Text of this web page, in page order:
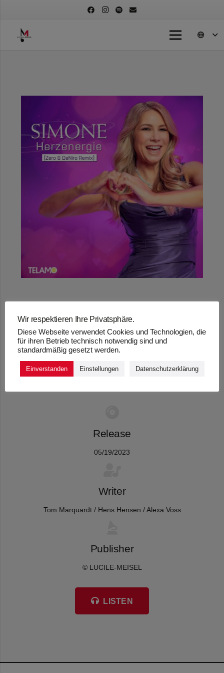
„HERZENERGIE
(ZERO & DENIRO
REMIX)“ – SIMONE
Release
05/19/2023
Writer
Tom Marquardt / Hens Hensen / Alexa Voss
Publisher
© LUCILE-MEISEL
LISTEN
Wir respektieren Ihre Privatsphäre.
Diese Webseite verwendet Cookies und Technologien, die
für ihren Betrieb technisch notwendig sind und
standardmäßig gesetzt werden.
Einverstanden Einstellungen Datenschutzerklärung